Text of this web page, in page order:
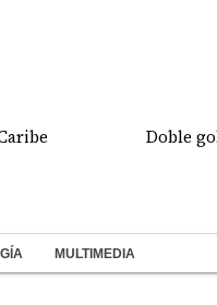
Doble golpe y
MULTIMEDIA